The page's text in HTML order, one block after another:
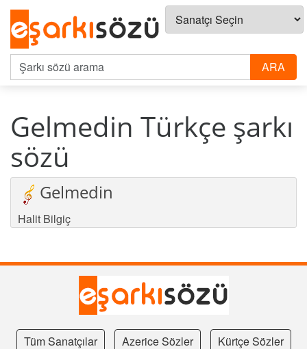
Gelmedin Türkçe şarkı
sözü
Gelmedin
Halit Bilgiç
Tüm Sanatçılar Azerice Sözler
Kürtçe Sözler